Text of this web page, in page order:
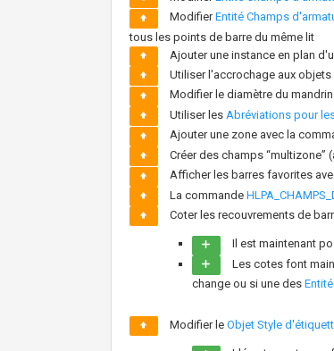
ModifierEntité Champs
tous les points de barre du même lit
Ajouter une instance en plan
Utiliser l'accrochage aux objets
Modifier le diamètre du
Utiliser les Abréviations pour
Ajouter une zone avec la
Créer des champs
Afficher les barres favorites
La commande
Coter les recouvrements de
Il est maintenant
Les cotes font
change ou si une des
Modifier le Objet Style